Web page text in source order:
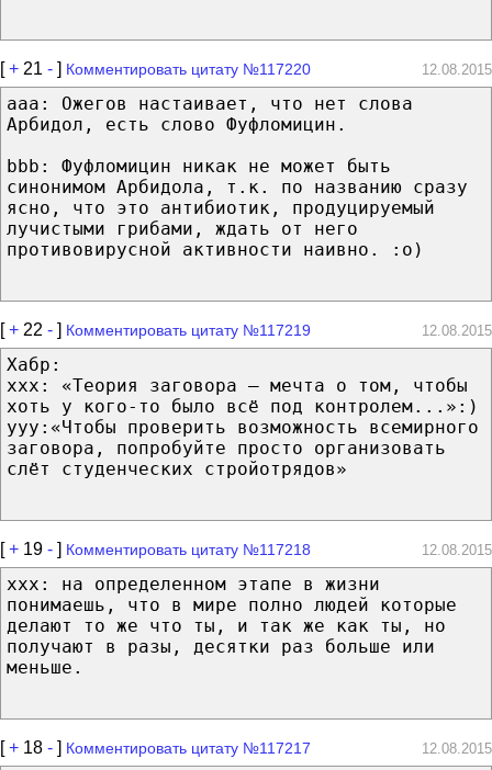
[+ 21 - ] Комментировать цитату №117220 12.08.2015
aaa: Ожегов настаивает, что нет слова
Арбидол, есть слово Фуфломицин.
bbb: Фуфломицин никак не может быть
синонимом Арбидола, т.к. по названию сразу
ясно, что это антибиотик, продуцируемый
лучистыми грибами, ждать от него
противовирусной активности наивно. :о)
[+ 22 - ] Комментировать цитату №117219 12.08.2015
Хабр:
xxx: «Теория заговора — мечта о том, чтобы
хоть у кого-то было всё под контролем...»:)
yyy:«Чтобы проверить возможность всемирного
заговора, попробуйте просто организовать
слёт студенческих стройотрядов»
[+ 19 - ] Комментировать цитату №117218 12.08.2015
xxx: на определенном этапе в жизни
понимаешь, что в мире полно людей которые
делают то же что ты, и так же как ты, но
получают в разы, десятки раз больше или
меньше.
[+ 18 - ] Комментировать цитату №117217 12.08.2015